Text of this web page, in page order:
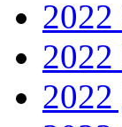
2022
2022